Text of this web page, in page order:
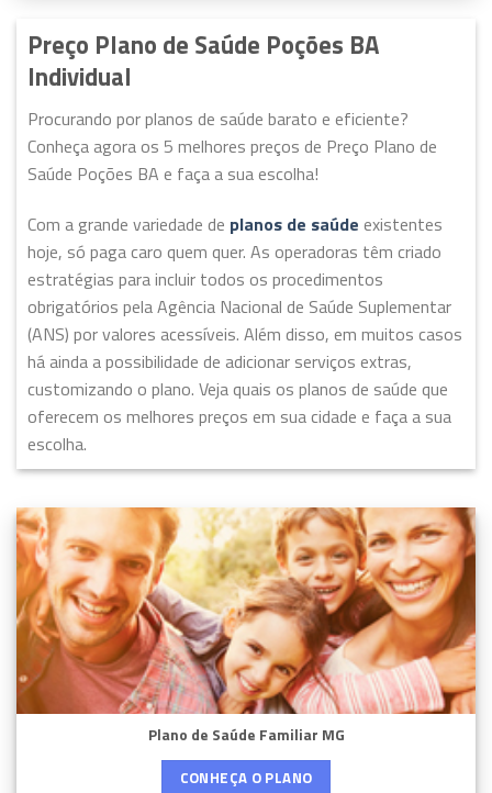
Preço Plano de Saúde Poções BA
Individual
Procurando por planos de saúde barato e eficiente?
Conheça agora os 5 melhores preços de Preço Plano de
Saúde Poções BA e faça a sua escolha!
Com a grande variedade de planos de saúde existentes
hoje, só paga caro quem quer. As operadoras têm criado
estratégias para incluir todos os procedimentos
obrigatórios pela Agência Nacional de Saúde Suplementar
(ANS) por valores acessíveis. Além disso, em muitos casos
há ainda a possibilidade de adicionar serviços extras,
customizando o plano. Veja quais os planos de saúde que
oferecem os melhores preços em sua cidade e faça a sua
escolha.
Plano de Saúde Familiar MG
CONHEÇA O PLANO